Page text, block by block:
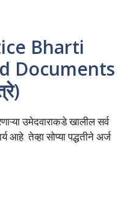
Bharti
Documents
उमेदवाराकडे खालील सर्व
तेव्हा सोप्या पद्धतीने अर्ज